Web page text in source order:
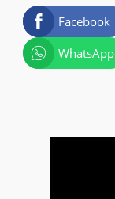
Facebook
WhatsApp